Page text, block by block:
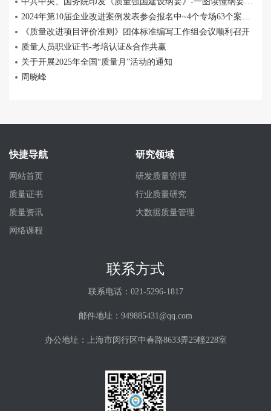
《质量改进项目评价准则》团体标准编写工作组会议顺利召开
质量人员职业证书-考培认证&合作共赢
关于开展2025年全国“质量月”活动的通知
周晓峰
快捷导航
网站首页
质量证书
质量资讯
网络课程
研究领域
研发质量管理
行业质量研究
大数据质量管理
联系方式
联系电话：021-5296-1817
邮件地址：949885431@qq.com
办公地址：上海市闵行区中春路8633弄25幢228室